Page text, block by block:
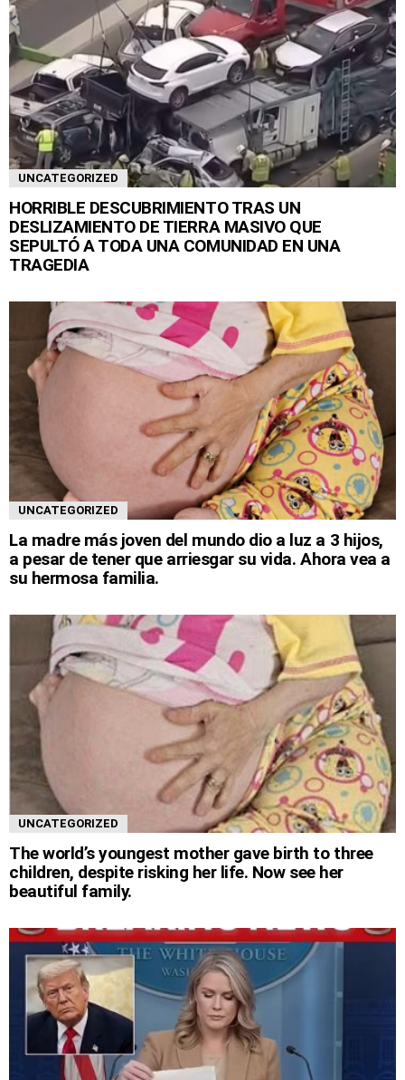
UNCATEGORIZED
HORRIBLE DESCUBRIMIENTO TRAS UN
DESLIZAMIENTO DE TIERRA MASIVO QUE
SEPULTÓ A TODA UNA COMUNIDAD EN UNA
TRAGEDIA
UNCATEGORIZED
La madre más joven del mundo dio a luz a 3 hijos,
a pesar de tener que arriesgar su vida. Ahora vea a
su hermosa familia.
UNCATEGORIZED
The world’s youngest mother gave birth to three
children, despite risking her life. Now see her
beautiful family.